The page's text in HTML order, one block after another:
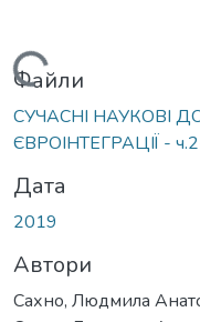
Вантажиться...
Файли
СУЧАСНІ НАУКОВІ
ЄВРОІНТЕГРАЦІЇ -
Дата
2019
Автори
Сахно, Людмила